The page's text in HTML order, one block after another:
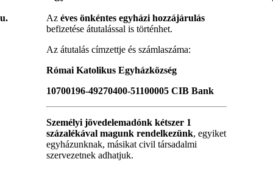
Az éves önkéntes egyházi hozzájárulás
befizetése átutalással is történhet.
Az átutalás címzettje és számlaszáma:
Római Katolikus Egyházközség
10700196-49270400-51100005 CIB Bank
Személyi jövedelemadónk kétszer 1
százalékával magunk rendelkezünk, egyiket
egyházunknak, másikat civil társadalmi
szervezetnek adhatjuk.